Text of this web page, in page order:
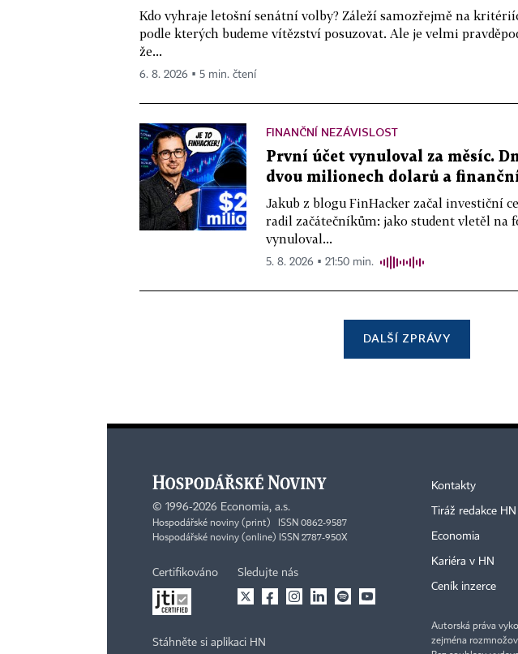
Kdo vyhraje letošní senátní volby? Záleží samozřejmě na
podle kterých budeme vítězství posuzovat. Ale je velmi
že...
6. 8. 2026 ▪ 5 min. čtení
FINANČNÍ NEZÁVISLOST
První účet vynuloval za měsíc.
dvou milionech dolarů a
Jakub z blogu FinHacker začal investiční
radil začátečníkům: jako student vletěl na
vynuloval...
5. 8. 2026 ▪ 21:50 min.
DALŠÍ ZPRÁVY
© 1996-2026 Economia, a.s.
Hospodářské noviny (print) ISSN 0862-9587
Hospodářské noviny (online) ISSN 2787-950X
Certifikováno Sledujte nás
Stáhněte si aplikaci HN
Kontakty
Tiráž redakce HN
Economia
Kariéra v HN
Ceník inzerce
Autorská práva
zejména